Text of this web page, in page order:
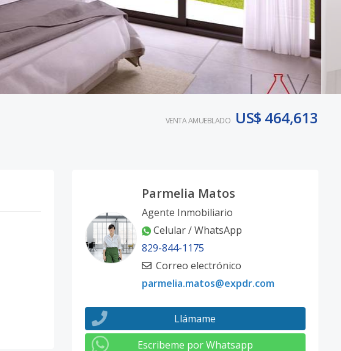
VENTA AMUEBLADO US$ 464,613
Parmelia Matos
Agente Inmobiliario
Celular / WhatsApp
829-844-1175
Correo electrónico
parmelia.matos@expdr.com
Llámame
Escribeme por Whatsapp